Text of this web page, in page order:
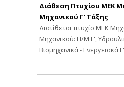
Διάθεση Πτυχίου ΜΕΚ
Μηχανικού Γ' Τάξης
Διατίθεται πτυχίο ΜΕΚ
Μηχανικού: Η/Μ Γ',
Βιομηχανικά - Ενεργειακά